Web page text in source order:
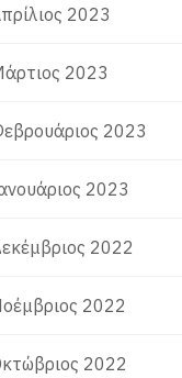
2023
2023
2023
2023
2022
2022
2022